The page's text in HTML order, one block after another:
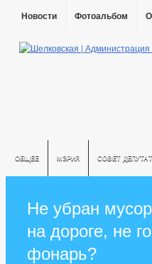
Новости Фотоальбом
ОБЩЕЕ МЭРИЯ СОВЕТ
Не убран
на дороге, не
фонарь?